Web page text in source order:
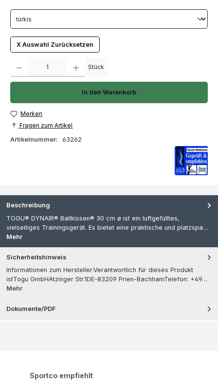
X Auswahl Zurücksetzen
Stück
In den Warenkorb
Merken
Fragen zum Artikel
Artikelnummer:
63262
Beschreibung
TOGU® DYNAIR® Ballkissen® 30 cm ø ist ein luftgefülltes,
vielseitiges Trainingsgerät. Es bietet eine praktische und platzspa…
Mehr
Sicherheitshinweis
Informationen zum Hersteller:Verantwortlich für dieses Produkt
istTogu GmbHAtzinger Str.1DE-83209 Prien-BachhamTelefon: +49…
Mehr
Dokumente/PDF
Produktgalerie überspringen
Sportco empfiehlt